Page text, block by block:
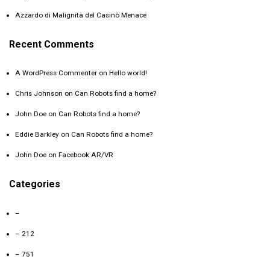
Azzardo di Malignità del Casinò Menace
Recent Comments
A WordPress Commenter on Hello world!
Chris Johnson on Can Robots find a home?
John Doe on Can Robots find a home?
Eddie Barkley on Can Robots find a home?
John Doe on Facebook AR/VR
Categories
–
– 212
– 751